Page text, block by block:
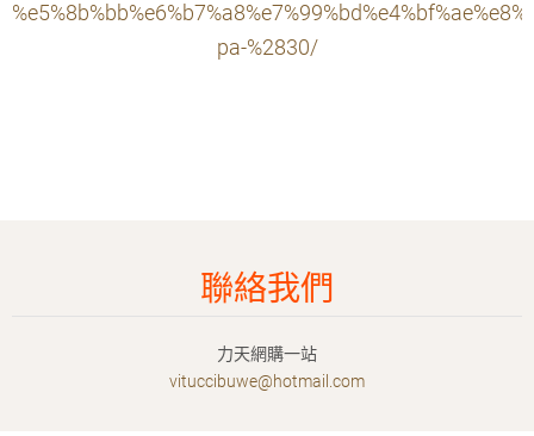
pa-%2830/
聯絡我們
力天網購一站
vituccibuwe@hotmail.com